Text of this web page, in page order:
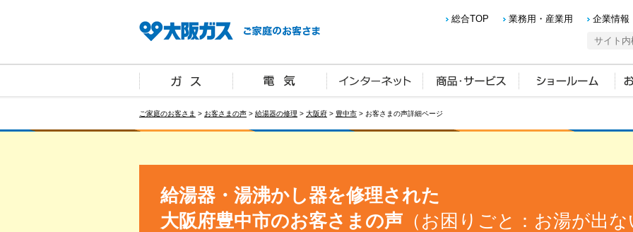
総合TOP 業務用・産業用 企業情報
ご家庭のお客さま > お客さまの声 > 給湯器の修理 > 大阪府 > 豊中市 > お客さまの声詳細ページ
給湯器・湯沸かし器を修理された
大阪府豊中市のお客さまの声 （お困りごと：お湯が出